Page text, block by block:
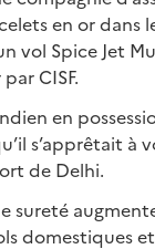
en or dans
vol Spice Jet
CISF.
en
s’apprêtait à
de Delhi.
sureté
domestiques